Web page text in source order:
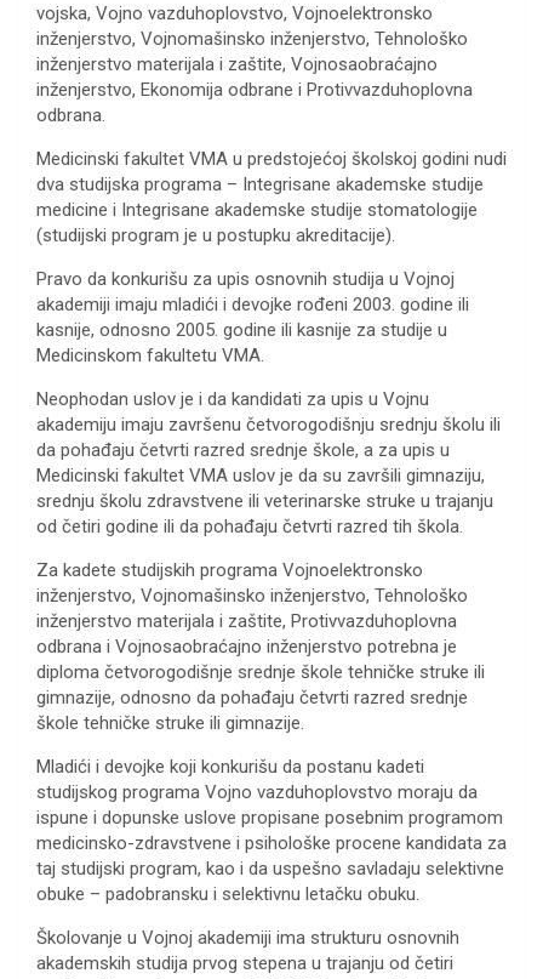
vojska, Vojno vazduhoplovstvo, Vojnoelektronsko
inženjerstvo, Vojnomašinsko inženjerstvo, Tehnološko
inženjerstvo materijala i zaštite, Vojnosaobraćajno
inženjerstvo, Ekonomija odbrane i Protivvazduhoplovna
odbrana.
Medicinski fakultet VMA u predstojećoj školskoj godini nudi
dva studijska programa – Integrisane akademske studije
medicine i Integrisane akademske studije stomatologije
(studijski program je u postupku akreditacije).
Pravo da konkurišu za upis osnovnih studija u Vojnoj
akademiji imaju mladići i devojke rođeni 2003. godine ili
kasnije, odnosno 2005. godine ili kasnije za studije u
Medicinskom fakultetu VMA.
Neophodan uslov je i da kandidati za upis u Vojnu
akademiju imaju završenu četvorogodišnju srednju školu ili
da pohađaju četvrti razred srednje škole, a za upis u
Medicinski fakultet VMA uslov je da su završili gimnaziju,
srednju školu zdravstvene ili veterinarske struke u trajanju
od četiri godine ili da pohađaju četvrti razred tih škola.
Za kadete studijskih programa Vojnoelektronsko
inženjerstvo, Vojnomašinsko inženjerstvo, Tehnološko
inženjerstvo materijala i zaštite, Protivvazduhoplovna
odbrana i Vojnosaobraćajno inženjerstvo potrebna je
diploma četvorogodišnje srednje škole tehničke struke ili
gimnazije, odnosno da pohađaju četvrti razred srednje
škole tehničke struke ili gimnazije.
Mladići i devojke koji konkurišu da postanu kadeti
studijskog programa Vojno vazduhoplovstvo moraju da
ispune i dopunske uslove propisane posebnim programom
medicinsko-zdravstvene i psihološke procene kandidata za
taj studijski program, kao i da uspešno savladaju selektivne
obuke – padobransku i selektivnu letačku obuku.
Školovanje u Vojnoj akademiji ima strukturu osnovnih
akademskih studija prvog stepena u trajanju od četiri